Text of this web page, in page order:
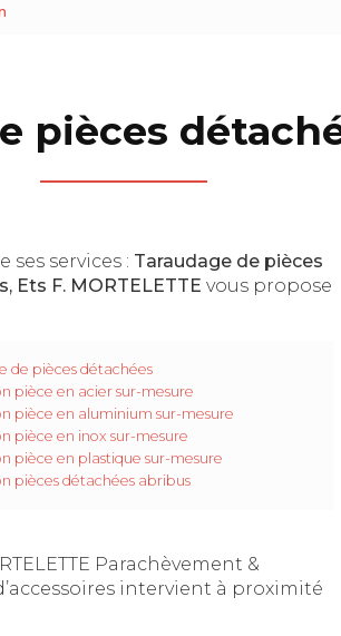
pièces
ses services : Taraudage de pièces
Ets F. MORTELETTE vous propose
de pièces détachées
pièce en acier sur-mesure
pièce en aluminium sur-mesure
pièce en inox sur-mesure
pièce en plastique sur-mesure
pièces détachées abribus
Parachèvement &
intervient à proximité